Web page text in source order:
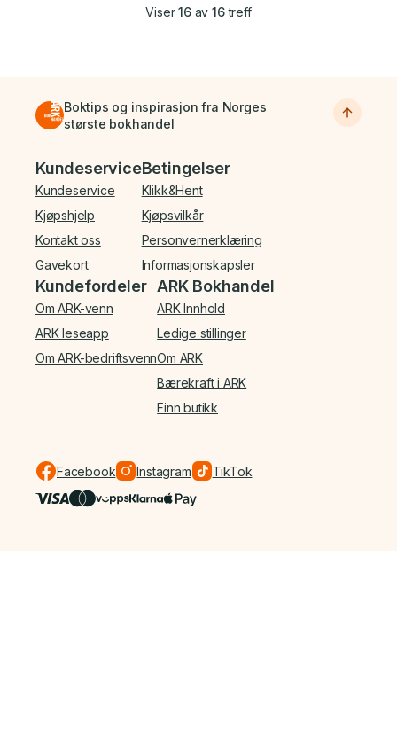
Viser16av 16treff
Boktips og inspirasjon fra Norges
største bokhandel
Bunnmeny
Kundeservice
Kundeservice
Kjøpshjelp
Kontakt oss
Gavekort
Betingelser
Klikk&Hent
Kjøpsvilkår
Personvernerklæring
Informasjonskapsler
Kundefordeler
Om ARK-venn
ARK leseapp
Om ARK-bedriftsvenn
ARK Bokhandel
ARK Innhold
Ledige stillinger
Om ARK
Bærekraft i ARK
Finn butikk
Facebook Instagram TikTok